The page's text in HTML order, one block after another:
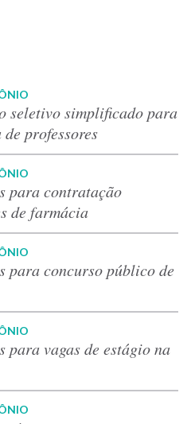
seletivo simplificado para
professores
para contratação
de farmácia
para concurso público de
vagas de estágio na